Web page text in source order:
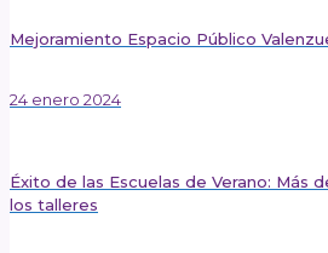
Mejoramiento Espacio Público
24 enero 2024
Éxito de las Escuelas de Verano: Más
los talleres